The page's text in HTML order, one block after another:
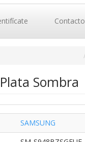
Contacto
Sombra
SAMSUNG